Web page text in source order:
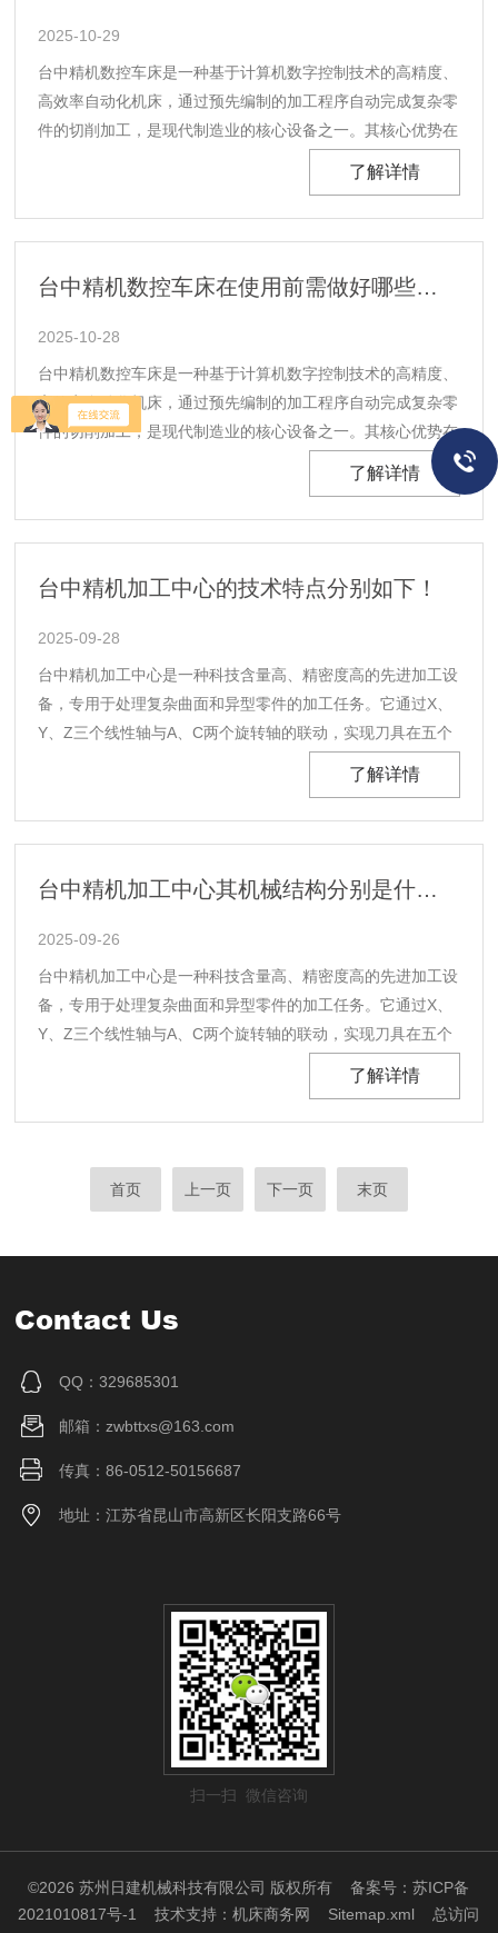
2025-10-29
台中精机数控车床是一种基于计算机数字控制技术的高精度、
高效率自动化机床，通过预先编制的加工程序自动完成复杂零
件的切削加工，是现代制造业的核心设备之一。其核心优势在
于将机械加工的精度、效率与柔性化生产能力提升至全新高
领域。台中精机数控车床通过预先编制的加工程序实现自
动......
了解详情
台中精机数控车床在使用前需做好哪些准备呢？
2025-10-28
台中精机数控车床是一种基于计算机数字控制技术的高精度、
高效率自动化机床，通过预先编制的加工程序自动完成复杂零
件的切削加工，是现代制造业的核心设备之一。其核心优势在
于将机械加工的精度、效率与柔性化生产能力提升至全新高
度，广泛应用于精密机械、汽车工业、航空航天、医疗器械等
领域。台中精机数控车床通过预先编制的加工程序实现自
动......
了解详情
台中精机加工中心的技术特点分别如下！
2025-09-28
台中精机加工中心是一种科技含量高、精密度高的先进加工设
备，专用于处理复杂曲面和异型零件的加工任务。它通过X、
Y、Z三个线性轴与A、C两个旋转轴的联动，实现刀具在五个
自由度上的灵活运动，能够完成空间曲面、镂空、斜孔等复杂
的加工限制，更让“不可能”的加工需求变为现实。台......
了解详情
台中精机加工中心其机械结构分别是什么？
2025-09-26
台中精机加工中心是一种科技含量高、精密度高的先进加工设
备，专用于处理复杂曲面和异型零件的加工任务。它通过X、
Y、Z三个线性轴与A、C两个旋转轴的联动，实现刀具在五个
自由度上的灵活运动，能够完成空间曲面、镂空、斜孔等复杂
的加工限制，更让“不可能”的加工需求变为现实。台......
了解详情
首页 上一页 下一页 末页
Contact Us
QQ：329685301
邮箱：zwbttxs@163.com
传真：86-0512-50156687
地址：江苏省昆山市高新区长阳支路66号
扫一扫 微信咨询
©2026 苏州日建机械科技有限公司 版权所有备案号：苏ICP备
2021010817号-1
技术支持：机床商务网 Sitemap.xml 总访问